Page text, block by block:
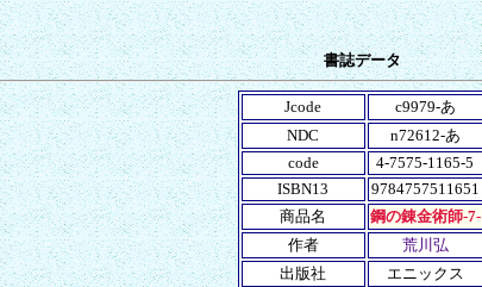
書誌データ
Jcode
c9979-あ
NDC
n72612-あ
code
4-7575-1165-5
ISBN13
9784757511651
商品名
鋼の錬金術師-7-
作者
荒川弘
出版社
エニックス